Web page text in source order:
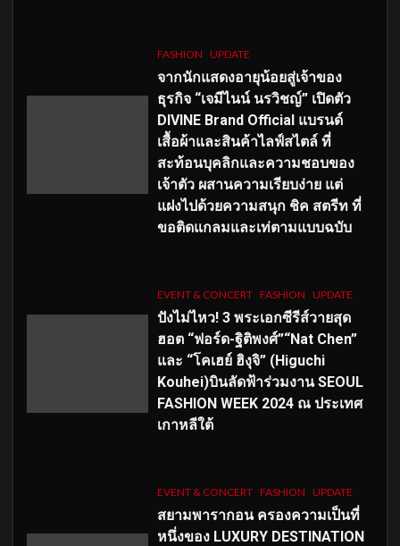
FASHION UPDATE
จากนักแสดงอายุน้อยสู่เจ้าของ
ธุรกิจ “เจมีไนน์ นรวิชญ์” เปิดตัว
DIVINE Brand Official แบรนด์
เสื้อผ้าและสินค้าไลฟ์สไตล์ ที่
สะท้อนบุคลิกและความชอบของ
เจ้าตัว ผสานความเรียบง่าย แต่
แฝงไปด้วยความสนุก ชิค สตรีท ที่
ขอติดแกลมและเท่ตามแบบฉบับ
EVENT & CONCERT FASHION UPDATE
ปังไม่ไหว! 3 พระเอกซีรีส์วายสุด
ฮอต “ฟอร์ด-ฐิติพงศ์”“Nat Chen”
และ “โคเฮย์ ฮิงุจิ” (Higuchi
Kouhei)บินลัดฟ้าร่วมงาน SEOUL
FASHION WEEK 2024 ณ ประเทศ
เกาหลีใต้
EVENT & CONCERT FASHION UPDATE
สยามพารากอน ครองความเป็นที่
หนึ่งของ LUXURY DESTINATION